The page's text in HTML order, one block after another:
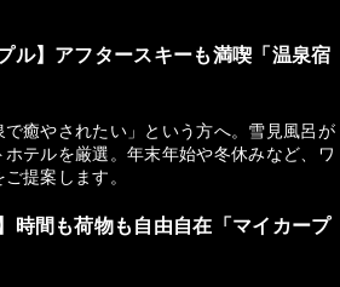
ル】アフタースキーも満喫「温泉宿
で癒やされたい」という方へ。雪見風呂が
テルを厳選。年末年始や冬休みなど、ワ
提案します。
時間も荷物も自由自在「マイカープ